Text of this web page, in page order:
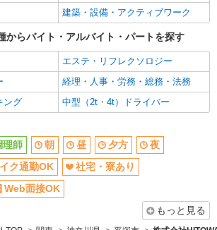
建築・設備・アクティブワーク
からバイト・アルバイト・パートを探す
エステ・リフレクソロジー
経理・人事・労務・総務・法務
ング
中型（2t・4t）ドライバー
理師 朝 昼 夕方
夜
ク通勤OK
社宅・寮あり
Web面接OK
もっと見る